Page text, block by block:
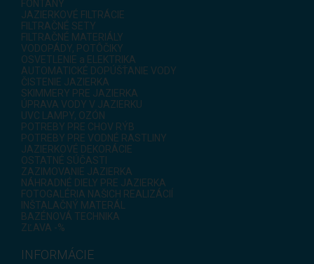
FONTÁNY
JAZIERKOVÉ FILTRÁCIE
FILTRAČNÉ SETY
FILTRAČNÉ MATERIÁLY
VODOPÁDY, POTÔČIKY
OSVETLENIE a ELEKTRIKA
AUTOMATICKÉ DOPÚŠŤANIE VODY
ČISTENIE JAZIERKA
SKIMMERY PRE JAZIERKA
ÚPRAVA VODY V JAZIERKU
UVC LAMPY, OZÓN
POTREBY PRE CHOV RÝB
POTREBY PRE VODNÉ RASTLINY
JAZIERKOVÉ DEKORÁCIE
OSTATNÉ SÚČASTI
ZAZIMOVANIE JAZIERKA
NÁHRADNÉ DIELY PRE JAZIERKA
FOTOGALÉRIA NAŠICH REALIZÁCIÍ
INŠTALAČNÝ MATERÁL
BAZÉNOVÁ TECHNIKA
ZĽAVA -%
INFORMÁCIE